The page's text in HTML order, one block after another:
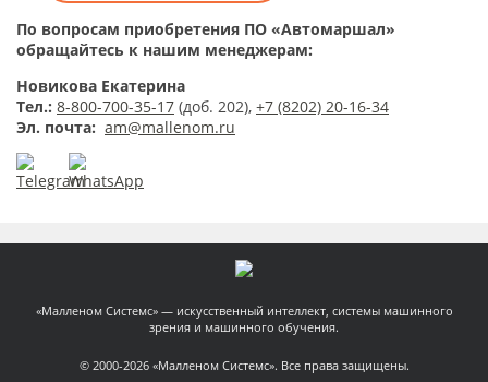
По вопросам приобретения ПО «Автомаршал»
обращайтесь к нашим менеджерам:
Новикова Екатерина
Тел.: 8-800-700-35-17 (доб. 202), +7 (8202) 20-16-34
Эл. почта: am@mallenom.ru
«Малленом Системс» — искусственный интеллект, системы машинного
зрения и машинного обучения.
© 2000-2026 «Малленом Системс». Все права защищены.